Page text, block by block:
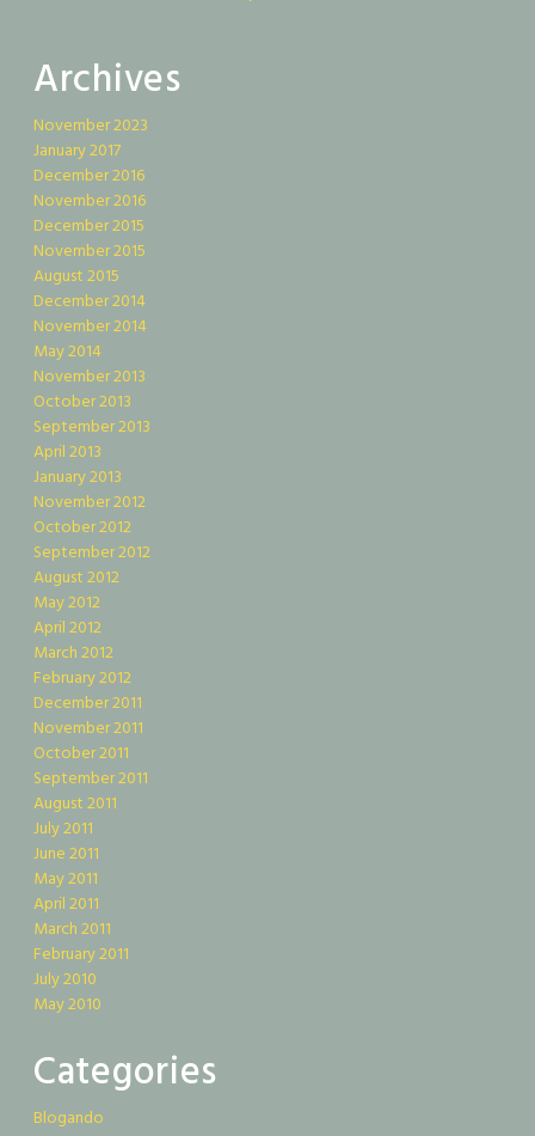
Archives
November 2023
January 2017
December 2016
November 2016
December 2015
November 2015
August 2015
December 2014
November 2014
May 2014
November 2013
October 2013
September 2013
April 2013
January 2013
November 2012
October 2012
September 2012
August 2012
May 2012
April 2012
March 2012
February 2012
December 2011
November 2011
October 2011
September 2011
August 2011
July 2011
June 2011
May 2011
April 2011
March 2011
February 2011
July 2010
May 2010
Categories
Blogando